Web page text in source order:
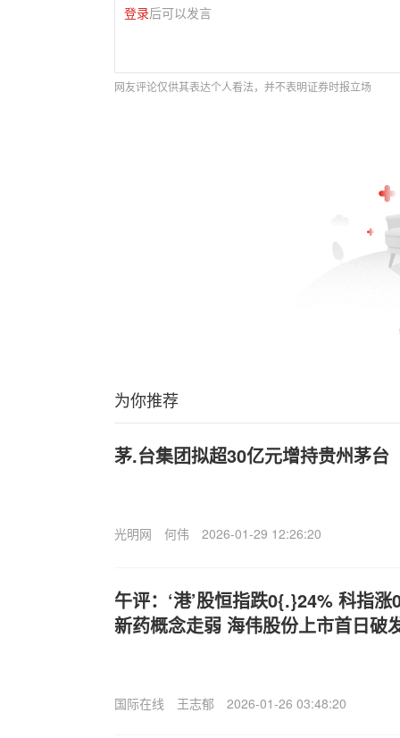
登录后可以发言
网友评论仅供其表达个人看法，并不表明证券时报立场
为你推荐
茅.台集团拟超30亿元增持贵州茅台
光明网 何伟 2026-01-29 12:26:20
午评：‘港’股恒指跌0{.}24% 科指
新药概念走弱 海伟股份上市首日破
国际在线 王志郁 2026-01-26 03:48:20